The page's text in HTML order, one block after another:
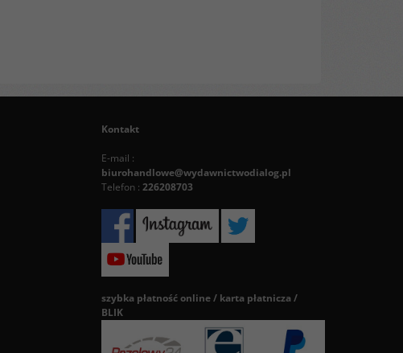
Kontakt
E-mail :
biurohandlowe@wydawnictwodialog.pl
Telefon : 226208703
szybka płatność online / karta płatnicza /
BLIK